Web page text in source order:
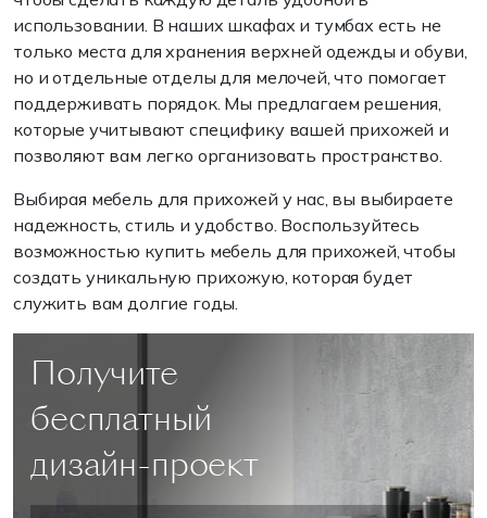
использовании. В наших шкафах и тумбах есть не
только места для хранения верхней одежды и обуви,
но и отдельные отделы для мелочей, что помогает
поддерживать порядок. Мы предлагаем решения,
которые учитывают специфику вашей прихожей и
позволяют вам легко организовать пространство.
Выбирая мебель для прихожей у нас, вы выбираете
надежность, стиль и удобство. Воспользуйтесь
возможностью купить мебель для прихожей, чтобы
создать уникальную прихожую, которая будет
служить вам долгие годы.
Получите
бесплатный
дизайн-проект